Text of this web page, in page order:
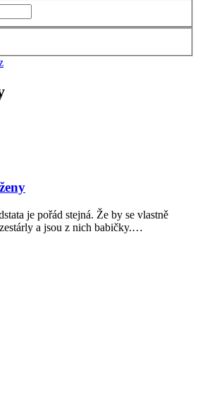
je pořád stejná. Že by se vlastně
a jsou z nich babičky.…